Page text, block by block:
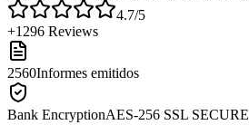
4.7/5
+1296 Reviews
2560Informes emitidos
Bank EncryptionAES-256 SSL SECURE